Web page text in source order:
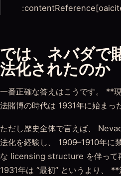
では、ネバダで
法化されたのか
一番正確な答えはこうです。 **
法賭博の時代は 1931年に始まっ
ただし歴史全体で言えば、
法化を経験し、 1909–1910年に
な licensing structure を伴って
1931年は “最初” というより、